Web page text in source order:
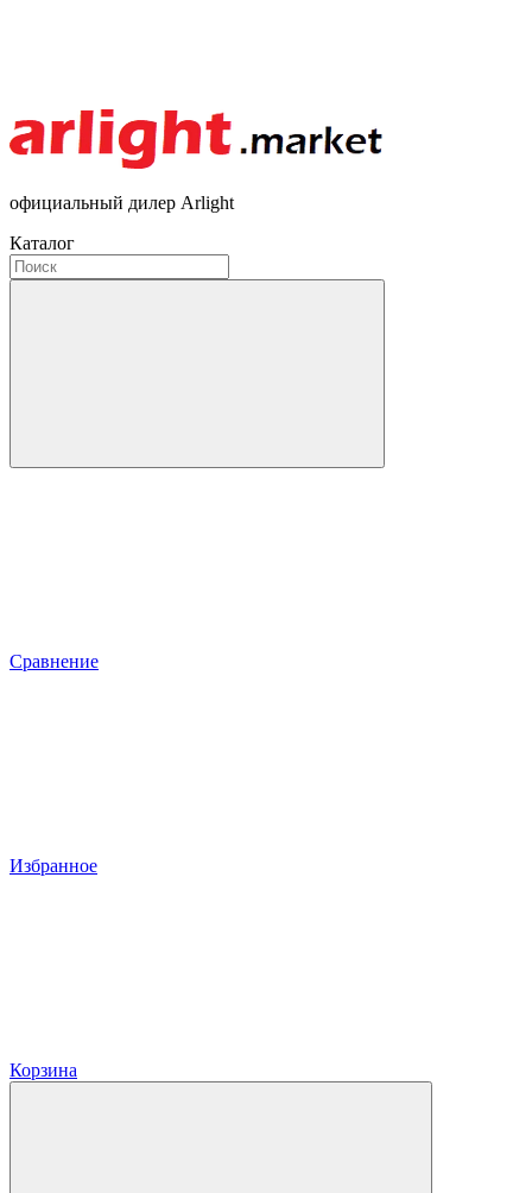
официальный дилер Arlight
Каталог
Сравнение
Избранное
Корзина